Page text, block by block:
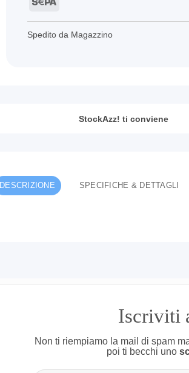
Spedito da Magazzino
StockAzz! ti conviene
DESCRIZIONE SPECIFICHE & DETTAGLI
Iscriviti
Non ti riempiamo la mail di spam
poi ti becchi uno